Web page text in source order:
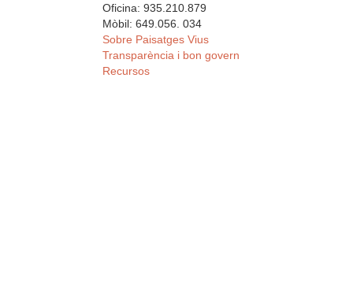
Oficina: 935.210.879
Mòbil: 649.056. 034
Sobre Paisatges Vius
Transparència i bon govern
Recursos